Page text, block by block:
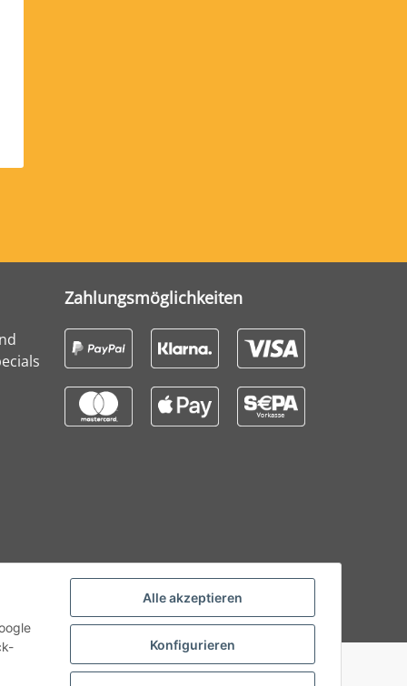
Alle akzeptieren
Konfigurieren
Zahlungsmöglichkeiten